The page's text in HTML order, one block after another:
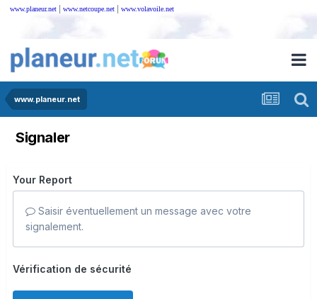
www.planeur.net | www.netcoupe.net | www.volavoile.net
www.planeur.net
Signaler
Your Report
Saisir éventuellement un message avec votre
signalement.
Vérification de sécurité